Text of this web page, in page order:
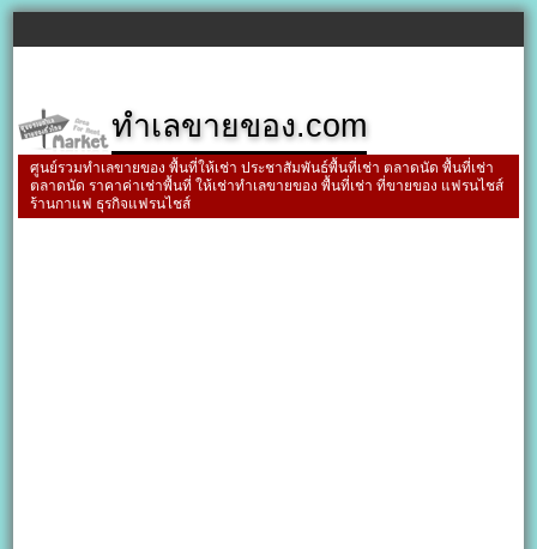
ทำเลขายของ.com
ศูนย์รวมทำเลขายของ พื้นที่ให้เช่า ประชาสัมพันธ์พื้นที่เช่า ตลาดนัด พื้นที่เช่า
ตลาดนัด ราคาค่าเช่าพื้นที่ ให้เช่าทำเลขายของ พื้นที่เช่า ที่ขายของ แฟรนไชส์
ร้านกาแฟ ธุรกิจแฟรนไชส์